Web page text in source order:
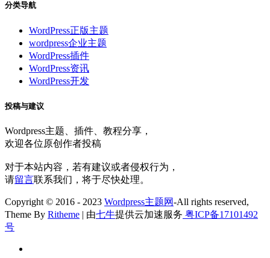
分类导航
WordPress正版主题
wordpress企业主题
WordPress插件
WordPress资讯
WordPress开发
投稿与建议
Wordpress主题、插件、教程分享，
欢迎各位原创作者投稿
对于本站内容，若有建议或者侵权行为，
请留言联系我们，将于尽快处理。
Copyright © 2016 - 2023 Wordpress主题网-All rights reserved,
Theme By Ritheme | 由七牛提供云加速服务 粤ICP备17101492
号